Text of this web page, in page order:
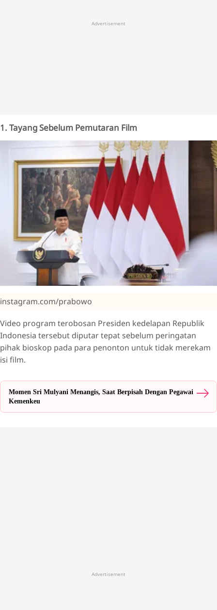
Advertisement
1. Tayang Sebelum Pemutaran Film
instagram.com/prabowo
Video program terobosan Presiden kedelapan Republik
Indonesia tersebut diputar tepat sebelum peringatan
pihak bioskop pada para penonton untuk tidak merekam
isi film.
Momen Sri Mulyani Menangis, Saat Berpisah Dengan Pegawai
Kemenkeu
Advertisement